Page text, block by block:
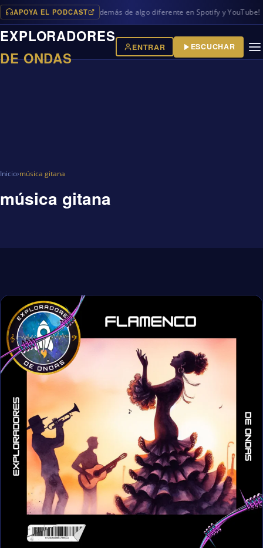
APOYA EL PODCAST
programas en iVoox, además de algo diferente en Spotify y YouTube!
EXPLORADORES
DE ONDAS
ENTRAR ESCUCHAR
Inicio›música gitana
música gitana